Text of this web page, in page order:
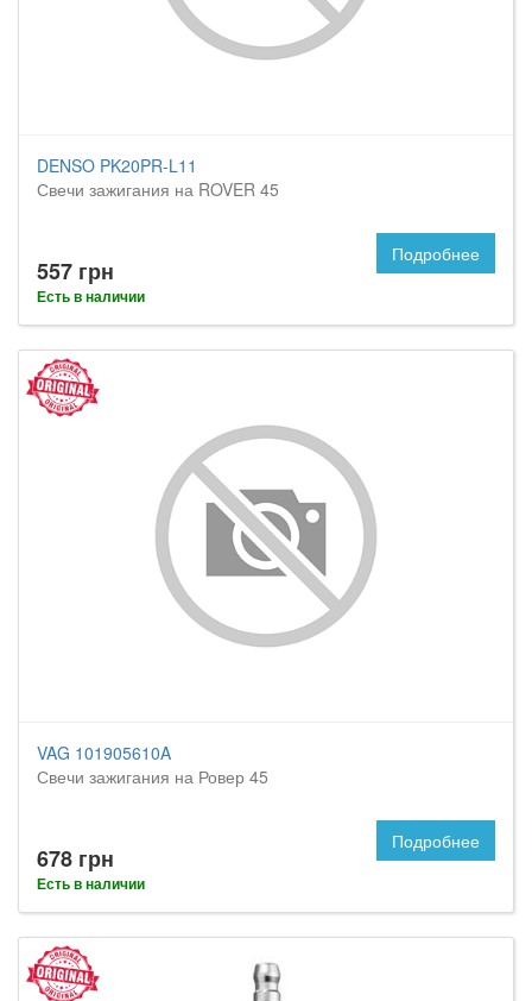
DENSO PK20PR-L11
Свечи зажигания на ROVER 45
557 грн
Есть в наличии
Подробнее
VAG 101905610A
Свечи зажигания на Ровер 45
678 грн
Есть в наличии
Подробнее